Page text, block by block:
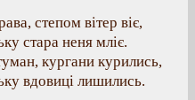
степом вітер віє,
стара неня мліє.
кургани курились,
вдовиці лишились.